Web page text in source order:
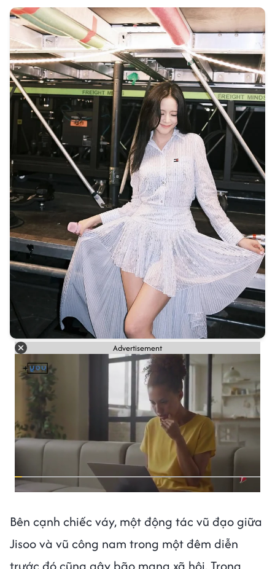
Advertisement
Bên cạnh chiếc váy, một động tác vũ đạo giữa
Jisoo và vũ công nam trong một đêm diễn